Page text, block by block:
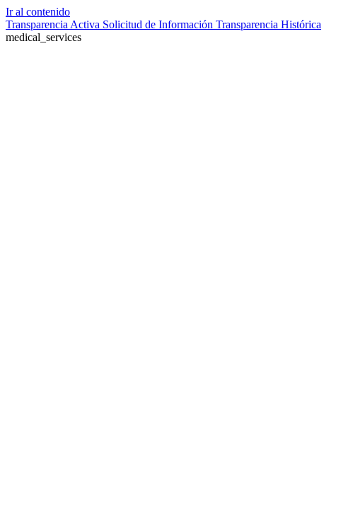
Ir al contenido
Transparencia Activa Solicitud de Información Transparencia Histórica
medical_services